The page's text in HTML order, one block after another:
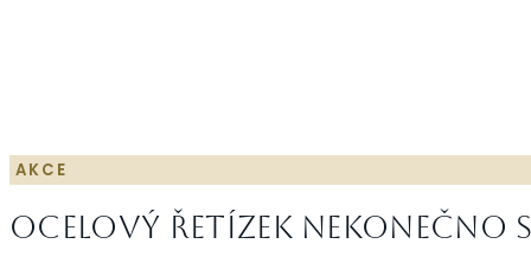
AKCE
Ocelový řetízek nekonečno